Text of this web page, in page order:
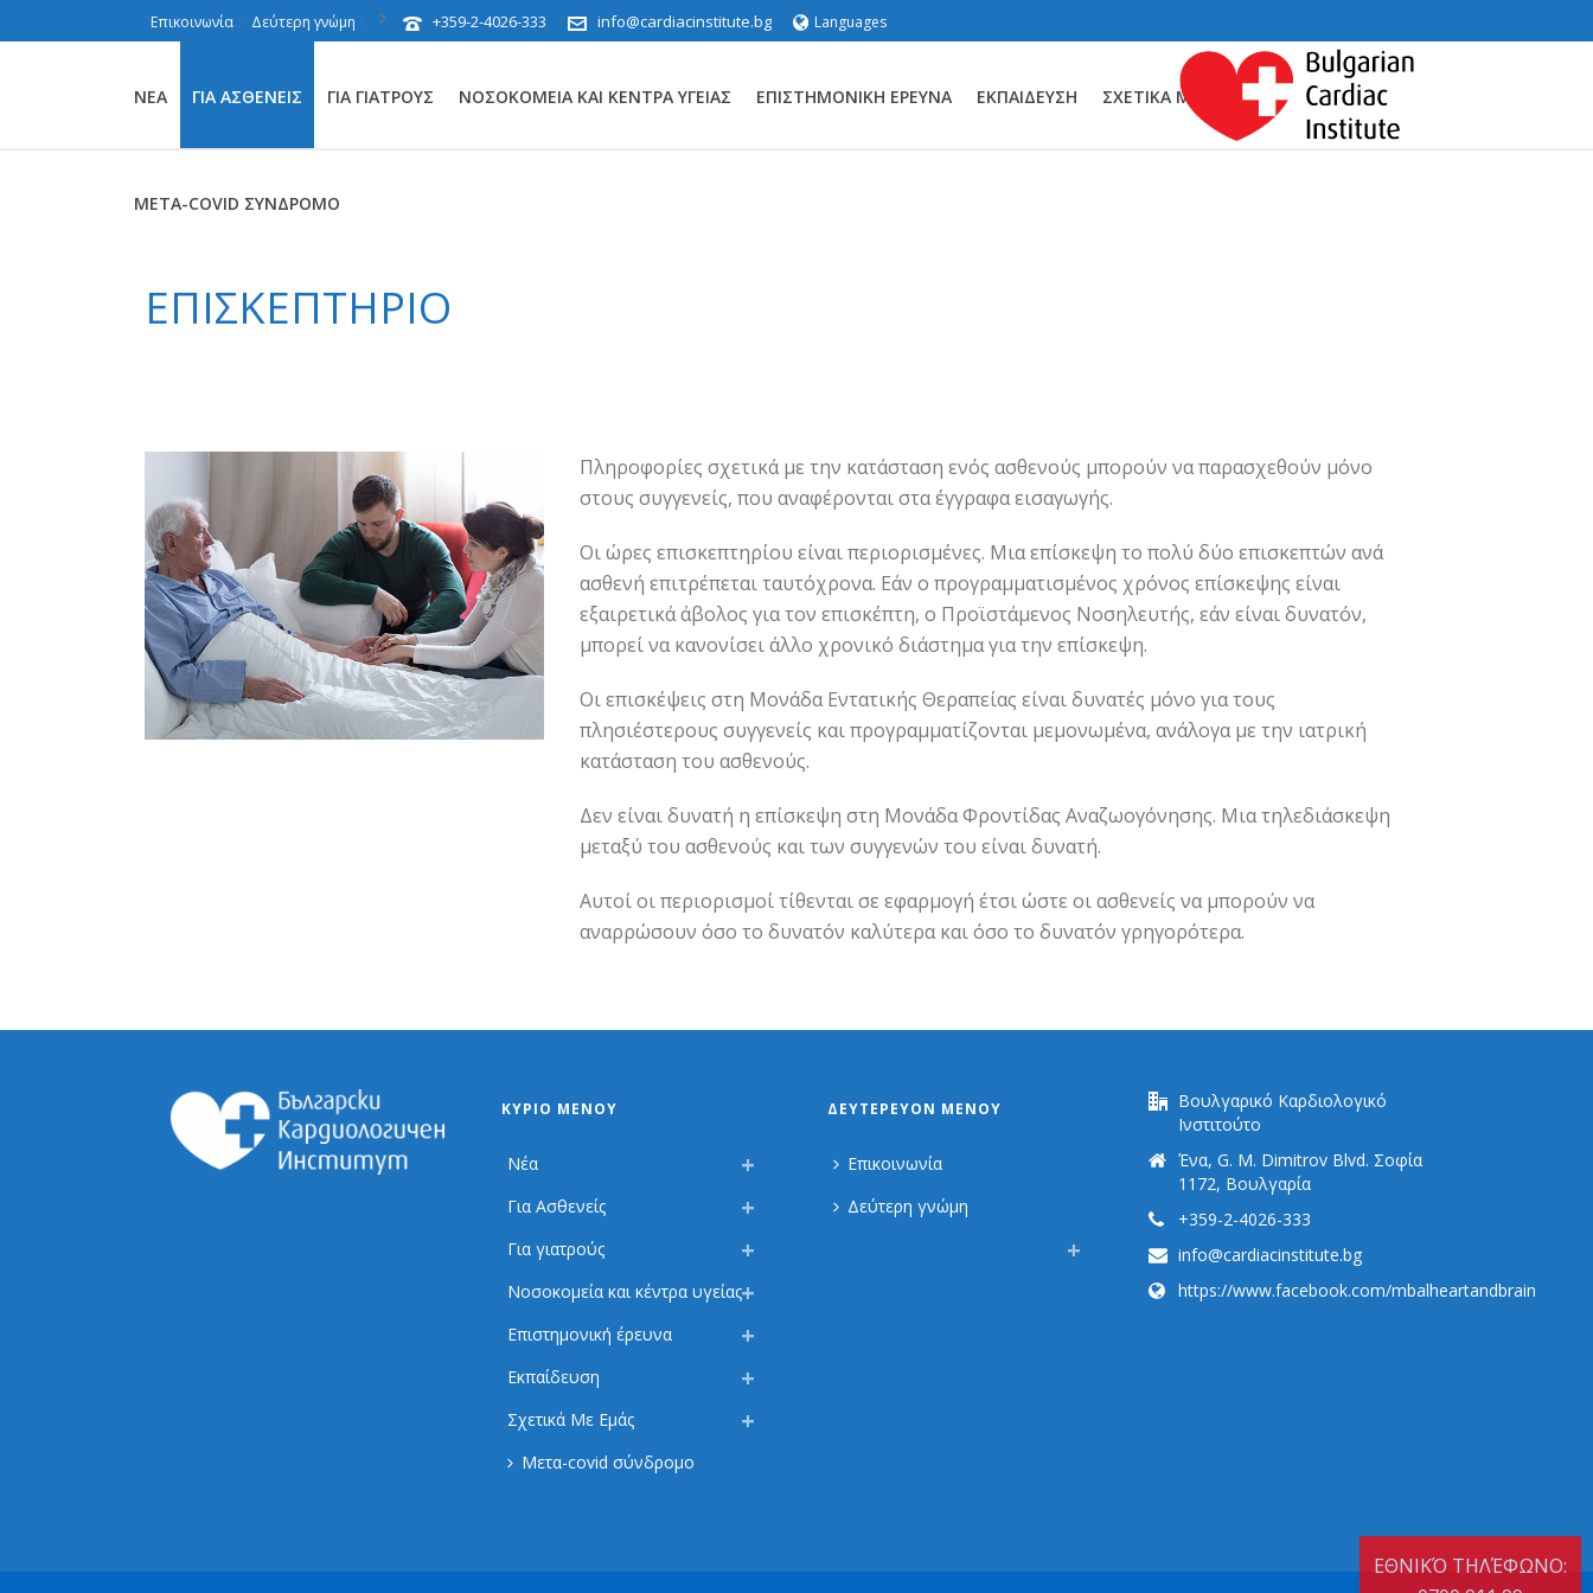
Επικοινωνία Δεύτερη γνώμη +359-2-4026-333 info@cardiacinstitute.bg Languages
ΝΈΑ ΓΙΑ ΑΣΘΕΝΕΊΣ ΓΙΑ ΓΙΑΤΡΟΎΣ ΝΟΣΟΚΟΜΕΊΑ ΚΑΙ ΚΈΝΤΡΑ ΥΓΕΊΑΣ ΕΠΙΣΤΗΜΟΝΙΚΉ ΈΡΕΥΝΑ ΕΚΠΑΊΔΕΥΣΗ ΣΧΕΤΙΚΆ ΜΕ ΕΜΆΣ
ΜΕΤΑ-COVID ΣΎΝΔΡΟΜΟ
ΕΠΙΣΚΕΠΤΉΡΙΟ
Πληροφορίες σχετικά με την κατάσταση ενός ασθενούς μπορούν να παρασχεθούν μόνο
στους συγγενείς, που αναφέρονται στα έγγραφα εισαγωγής.
Οι ώρες επισκεπτηρίου είναι περιορισμένες. Μια επίσκεψη το πολύ δύο επισκεπτών ανά
ασθενή επιτρέπεται ταυτόχρονα. Εάν ο προγραμματισμένος χρόνος επίσκεψης είναι
εξαιρετικά άβολος για τον επισκέπτη, ο Προϊστάμενος Νοσηλευτής, εάν είναι δυνατόν,
μπορεί να κανονίσει άλλο χρονικό διάστημα για την επίσκεψη.
Οι επισκέψεις στη Μονάδα Εντατικής Θεραπείας είναι δυνατές μόνο για τους
πλησιέστερους συγγενείς και προγραμματίζονται μεμονωμένα, ανάλογα με την ιατρική
κατάσταση του ασθενούς.
Δεν είναι δυνατή η επίσκεψη στη Μονάδα Φροντίδας Αναζωογόνησης. Μια τηλεδιάσκεψη
μεταξύ του ασθενούς και των συγγενών του είναι δυνατή.
Αυτοί οι περιορισμοί τίθενται σε εφαρμογή έτσι ώστε οι ασθενείς να μπορούν να
αναρρώσουν όσο το δυνατόν καλύτερα και όσο το δυνατόν γρηγορότερα.
ΚΎΡΙΟ ΜΕΝΟΎ
Νέα
Για Ασθενείς
Για γιατρούς
Νοσοκομεία και κέντρα υγείας
Επιστημονική έρευνα
Εκπαίδευση
Σχετικά Με Εμάς
Μετα-covid σύνδρομο
ΔΕΥΤΕΡΕΎΟΝ ΜΕΝΟΎ
Επικοινωνία
Δεύτερη γνώμη
Βουλγαρικό Καρδιολογικό
Ινστιτούτο
Ένα, G. M. Dimitrov Blvd. Σοφία
1172, Βουλγαρία
+359-2-4026-333
info@cardiacinstitute.bg
https://www.facebook.com/mbalheartandbrain
ΕΘΝΙΚΌ ΤΗΛΈΦΩΝΟ: